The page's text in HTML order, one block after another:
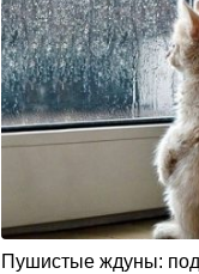
Пушистые ждуны: